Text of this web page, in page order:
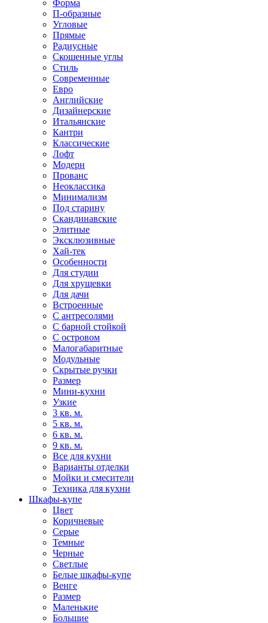
Форма
П-образные
Угловые
Прямые
Радиусные
Скошенные углы
Стиль
Современные
Евро
Английские
Дизайнерские
Итальянские
Кантри
Классические
Лофт
Модерн
Прованс
Неоклассика
Минимализм
Под старину
Скандинавские
Элитные
Эксклюзивные
Хай-тек
Особенности
Для студии
Для хрущевки
Для дачи
Встроенные
С антресолями
С барной стойкой
С островом
Малогабаритные
Модульные
Скрытые ручки
Размер
Мини-кухни
Узкие
3 кв. м.
5 кв. м.
6 кв. м.
9 кв. м.
Все для кухни
Варианты отделки
Мойки и смесители
Техника для кухни
Шкафы-купе
Цвет
Коричневые
Серые
Темные
Черные
Светлые
Белые шкафы-купе
Венге
Размер
Маленькие
Большие